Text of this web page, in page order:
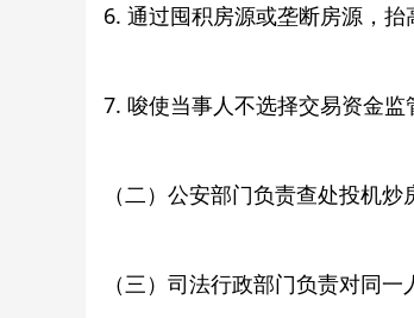
6. 通过囤积房源或垄断房源，抬
7. 唆使当事人不选择交易资金监
（二）公安部门负责查处投机
（三）司法行政部门负责对同